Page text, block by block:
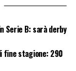
Serie B: sarà derby
fine stagione: 290